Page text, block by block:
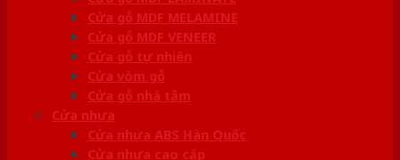
Cửa gỗ MDF MELAMINE
Cửa gỗ MDF VENEER
Cửa gỗ tự nhiên
Cửa vòm gỗ
Cửa gỗ nhà tắm
Cửa nhựa
Cửa nhựa ABS Hàn Quốc
Cửa nhựa cao cấp